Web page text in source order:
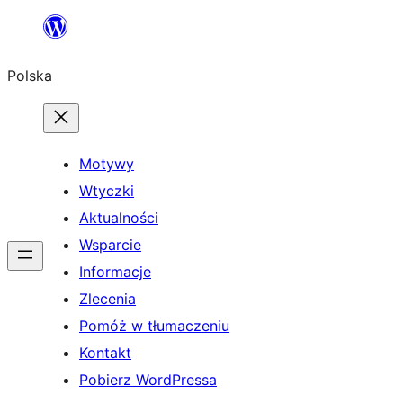
Przejdź
treści
Polska
Motywy
Wtyczki
Aktualności
Wsparcie
Informacje
Zlecenia
Pomóż w tłumaczeniu
Kontakt
Pobierz WordPressa